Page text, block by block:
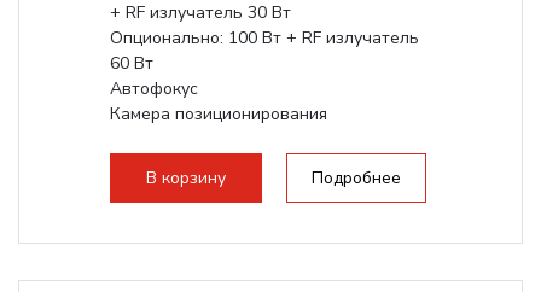
+ RF излучатель 30 Вт
Опционально: 100 Вт + RF излучатель
60 Вт
Автофокус
Камера позиционирования
2000 мм/с...
В корзину Подробнее